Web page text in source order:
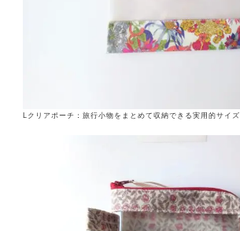
Lクリアポーチ：旅行小物をまとめて収納できる実用的サイズ